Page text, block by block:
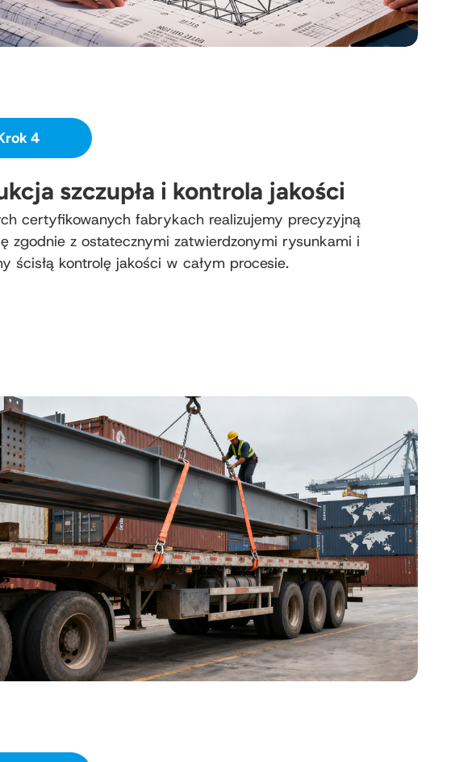
4
szczupła i kontrola jakości
certyfikowanych fabrykach realizujemy precyzyjną
zgodnie z ostatecznymi zatwierdzonymi rysunkami i
ścisłą kontrolę jakości w całym procesie.